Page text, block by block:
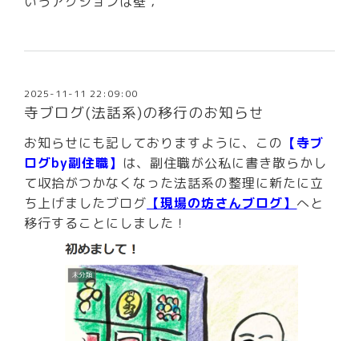
2025-11-11 22:09:00
寺ブログ(法話系)の移行のお知らせ
お知らせにも記しておりますように、この 【寺ブ
ログby副住職】 は、副住職が公私に書き散らかし
て収拾がつかなくなった法話系の整理に新たに立
ち上げましたブログ 【現場の坊さんブログ】 へと
移行することにしました！